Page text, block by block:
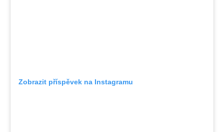
Zobrazit příspěvek na Instagramu